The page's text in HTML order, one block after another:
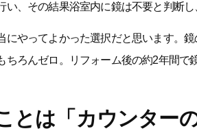
い、その結果浴室内に鏡は不要と判断し
にやってよかった選択だと思います。
ちろんゼロ。リフォーム後の約2年間で
とは「カウンターの